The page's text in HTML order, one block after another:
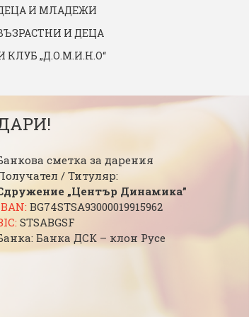
И МЛАДЕЖИ
И ДЕЦА
„Д.О.М.И.Н.О“
сметка за дарения
/ Титуляр:
„Център Динамика”
BG74STSA93000019915962
STSABGSF
Банка ДСК – клон Русе